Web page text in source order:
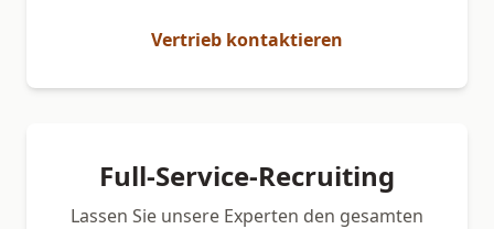
Vertrieb kontaktieren
Full-Service-Recruiting
Lassen Sie unsere Experten den gesamten